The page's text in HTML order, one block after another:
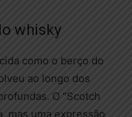
whisky
como o berço do
ao longo dos
O “Scotch
mas uma expressão